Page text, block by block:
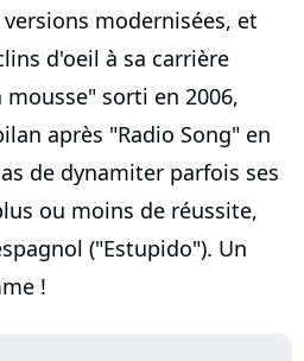
versions modernisées, et
d'oeil à sa carrière
mousse" sorti en 2006,
après "Radio Song" en
de dynamiter parfois ses
ou moins de réussite,
("Estupido"). Un
!